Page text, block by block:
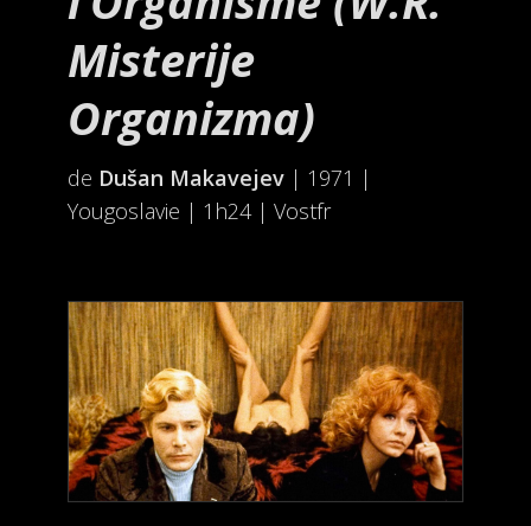
Misterije
Organizma)
de Dušan Makavejev| 1971 |
Yougoslavie | 1h24 | Vostfr